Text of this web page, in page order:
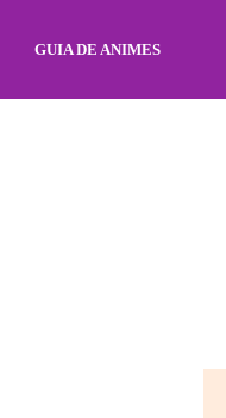
GUIA DE ANIMES